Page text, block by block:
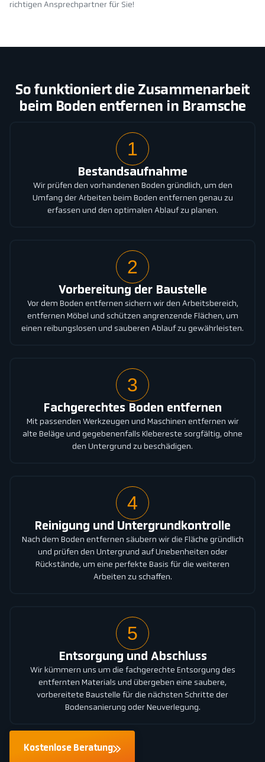
richtigen Ansprechpartner für Sie!
So funktioniert die Zusammenarbeit
beim Boden entfernen in Bramsche
1
Bestandsaufnahme
Wir prüfen den vorhandenen Boden gründlich, um den
Umfang der Arbeiten beim Boden entfernen genau zu
erfassen und den optimalen Ablauf zu planen.
2
Vorbereitung der Baustelle
Vor dem Boden entfernen sichern wir den Arbeitsbereich,
entfernen Möbel und schützen angrenzende Flächen, um
einen reibungslosen und sauberen Ablauf zu gewährleisten.
3
Fachgerechtes Boden entfernen
Mit passenden Werkzeugen und Maschinen entfernen wir
alte Beläge und gegebenenfalls Klebereste sorgfältig, ohne
den Untergrund zu beschädigen.
4
Reinigung und Untergrundkontrolle
Nach dem Boden entfernen säubern wir die Fläche gründlich
und prüfen den Untergrund auf Unebenheiten oder
Rückstände, um eine perfekte Basis für die weiteren
Arbeiten zu schaffen.
5
Entsorgung und Abschluss
Wir kümmern uns um die fachgerechte Entsorgung des
entfernten Materials und übergeben eine saubere,
vorbereitete Baustelle für die nächsten Schritte der
Bodensanierung oder Neuverlegung.
Kostenlose Beratung